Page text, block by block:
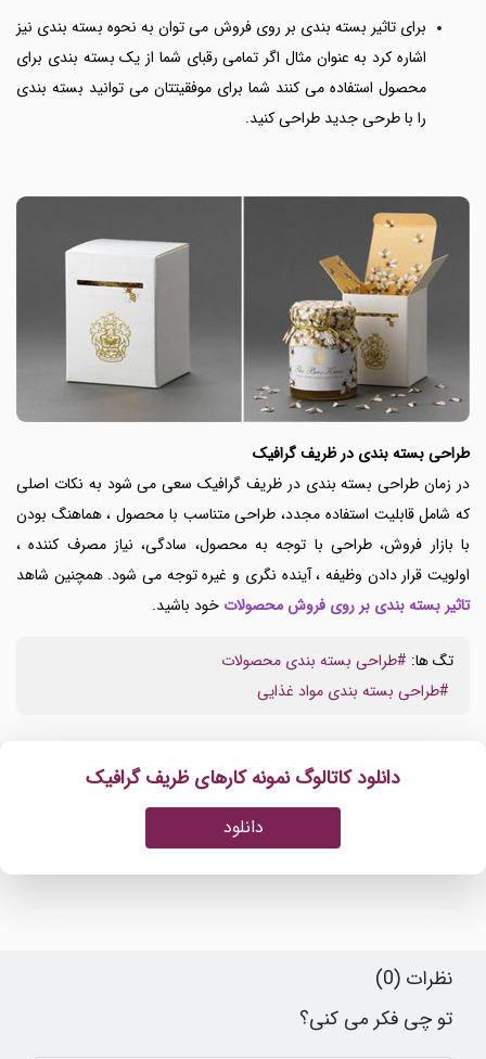
برای تاثیر بسته بندی بر روی فروش می توان به نحوه بسته بندی نیز
اشاره کرد به عنوان مثال اگر تمامی رقبای شما از یک بسته بندی برای
محصول استفاده می کنند شما برای موفقیتتان می توانید بسته بندی
را با طرحی جدید طراحی کنید.
طراحی بسته بندی در ظریف گرافیک
در زمان طراحی بسته بندی در ظریف گرافیک سعی می شود به نکات اصلی
که شامل قابلیت استفاده مجدد، طراحی متناسب با محصول ، هماهنگ بودن
با بازار فروش، طراحی با توجه به محصول، سادگی، نیاز مصرف کننده ،
اولویت قرار دادن وظیفه ، آینده نگری و غیره توجه می شود. همچنین شاهد
تاثیر بسته بندی بر روی فروش محصولات خود باشید.
تگ ها: #طراحی بسته بندی محصولات
#طراحی بسته بندی مواد غذایی
دانلود کاتالوگ نمونه کارهای ظریف گرافیک
دانلود
نظرات (0)
تو چی فکر می کنی؟